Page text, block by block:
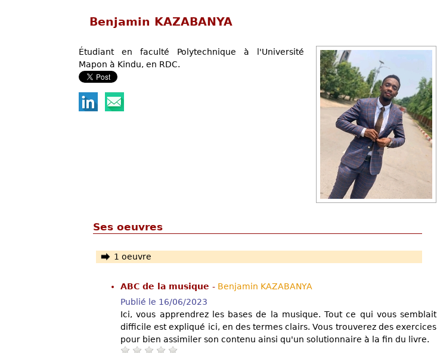
Benjamin KAZABANYA
Étudiant en faculté Polytechnique à l'Université
Mapon à Kindu, en RDC.
Ses oeuvres
1 oeuvre
ABC de la musique - Benjamin KAZABANYA
Publié le 16/06/2023
Ici, vous apprendrez les bases de la musique. Tout ce qui vous semblait
difficile est expliqué ici, en des termes clairs. Vous trouverez des exercices
pour bien assimiler son contenu ainsi qu'un solutionnaire à la fin du livre.